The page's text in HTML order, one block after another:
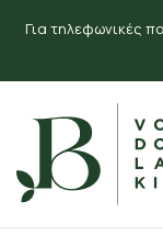
Για τηλεφωνικές